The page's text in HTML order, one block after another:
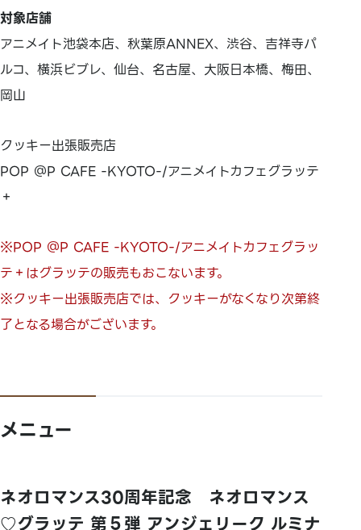
対象店舗
アニメイト池袋本店、秋葉原ANNEX、渋谷、吉祥寺パ
ルコ、横浜ビブレ、仙台、名古屋、大阪日本橋、梅田、
岡山
クッキー出張販売店
POP ＠P CAFE -KYOTO-/アニメイトカフェグラッテ
＋
※POP ＠P CAFE -KYOTO-/アニメイトカフェグラッ
テ＋はグラッテの販売もおこないます。
※クッキー出張販売店では、クッキーがなくなり次第終
了となる場合がございます。
メニュー
ネオロマンス30周年記念 ネオロマンス
♡グラッテ 第５弾 アンジェリーク ルミナ